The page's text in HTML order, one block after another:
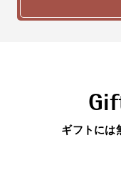
ギフトには